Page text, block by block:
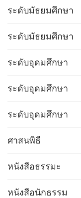
ระดับมัธยมศึกษา
ระดับมัธยมศึกษา
ระดับอุดมศึกษา
ระดับอุดมศึกษา
ระดับอุดมศึกษา
ศาสนพิธี
หนังสือธรรมะ
หนังสือนักธรรม